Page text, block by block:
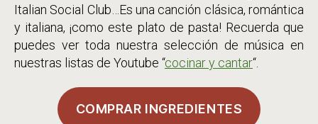
Italian Social Club…Es una canción clásica, romántica
y italiana, ¡como este plato de pasta! Recuerda que
puedes ver toda nuestra selección de música en
nuestras listas de Youtube “cocinar y cantar“.
COMPRAR INGREDIENTES